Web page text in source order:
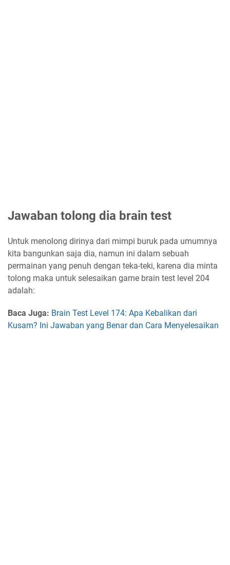
Jawaban tolong dia brain test
Untuk menolong dirinya dari mimpi buruk pada umumnya
kita bangunkan saja dia, namun ini dalam sebuah
permainan yang penuh dengan teka-teki, karena dia minta
tolong maka untuk selesaikan game brain test level 204
adalah:
Baca Juga: Brain Test Level 174: Apa Kebalikan dari
Kusam? Ini Jawaban yang Benar dan Cara Menyelesaikan